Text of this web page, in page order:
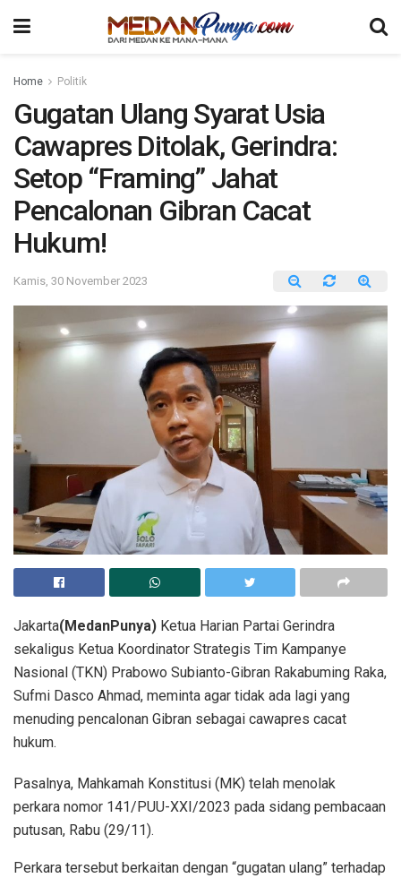
Home Politik
Gugatan Ulang Syarat Usia
Cawapres Ditolak, Gerindra:
Setop “Framing” Jahat
Pencalonan Gibran Cacat
Hukum!
Kamis, 30 November 2023
Jakarta(MedanPunya) Ketua Harian Partai Gerindra
sekaligus Ketua Koordinator Strategis Tim Kampanye
Nasional (TKN) Prabowo Subianto-Gibran Rakabuming Raka,
Sufmi Dasco Ahmad, meminta agar tidak ada lagi yang
menuding pencalonan Gibran sebagai cawapres cacat
hukum.
Pasalnya, Mahkamah Konstitusi (MK) telah menolak
perkara nomor 141/PUU-XXI/2023 pada sidang pembacaan
putusan, Rabu (29/11).
Perkara tersebut berkaitan dengan “gugatan ulang” terhadap